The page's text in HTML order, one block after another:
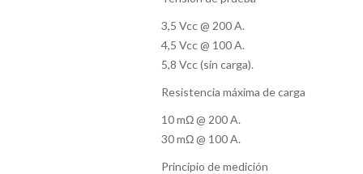
3,5 Vcc @ 200 A.
4,5 Vcc @ 100 A.
5,8 Vcc (sin carga).
Resistencia máxima de carga
10 mΩ @ 200 A.
30 mΩ @ 100 A.
Principio de medición